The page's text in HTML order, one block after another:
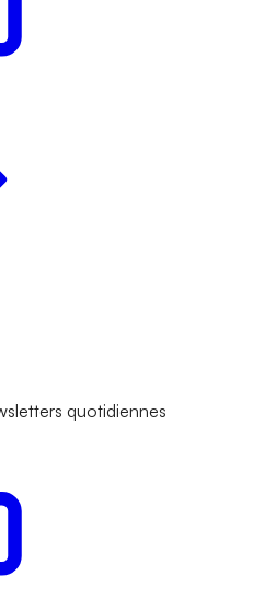
quotidiennes